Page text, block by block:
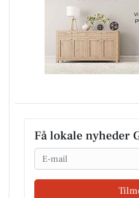
Få lokale nyheder
Email